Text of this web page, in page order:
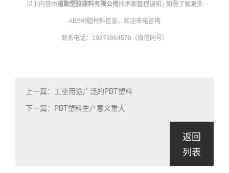
以上内容由道勤塑胶原料有限公司技术部整理编辑 | 如需了解更多
ABS树脂材料信息，欢迎来电咨询
联系电话：19279864570（微信同号）
上一篇：工业用途广泛的PBT塑料
下一篇：PBT塑料生产意义重大
返回
列表